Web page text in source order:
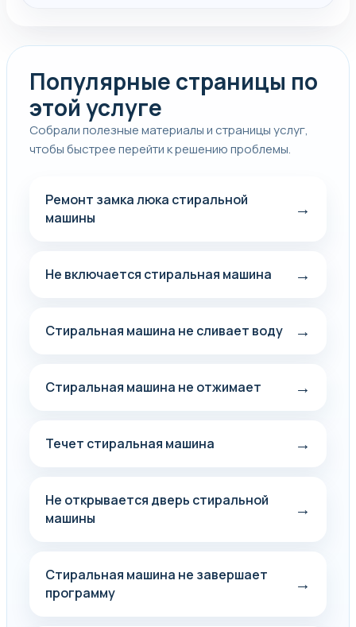
Популярные страницы по
этой услуге
Собрали полезные материалы и страницы услуг,
чтобы быстрее перейти к решению проблемы.
Ремонт замка люка стиральной
машины
→
Не включается стиральная машина →
Стиральная машина не сливает воду →
Стиральная машина не отжимает →
Течет стиральная машина →
Не открывается дверь стиральной
машины
→
Стиральная машина не завершает
программу
→